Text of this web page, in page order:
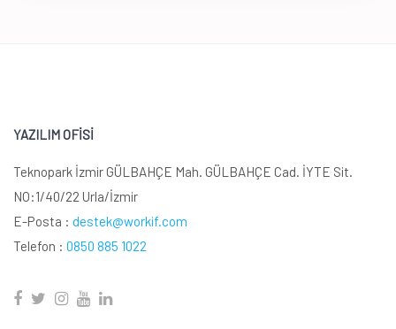
YAZILIM OFİSİ
Teknopark İzmir GÜLBAHÇE Mah. GÜLBAHÇE Cad. İYTE Sit.
NO:1/40/22 Urla/İzmir
E-Posta : destek@workif.com
Telefon : 0850 885 1022